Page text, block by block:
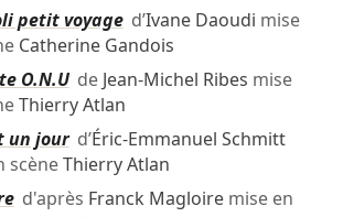
petit voyaged’Ivane Daoudi mise
Catherine Gandois
O.N.Ude Jean-Michel Ribes mise
Thierry Atlan
un jourd’Éric-Emmanuel Schmitt
scèneThierry Atlan
d'après Franck Magloiremise en